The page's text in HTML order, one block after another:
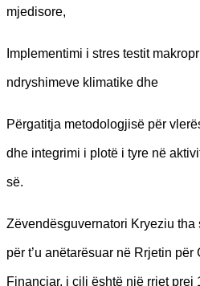
mjedisore,
Implementimi i stres testit
ndryshimeve klimatike dhe
Përgatitja metodologjisë për
dhe integrimi i plotë i tyre në
së.
Zëvendësguvernatori Kryeziu
për t’u anëtarësuar në Rrjetin
Financiar, i cili është një rrjet